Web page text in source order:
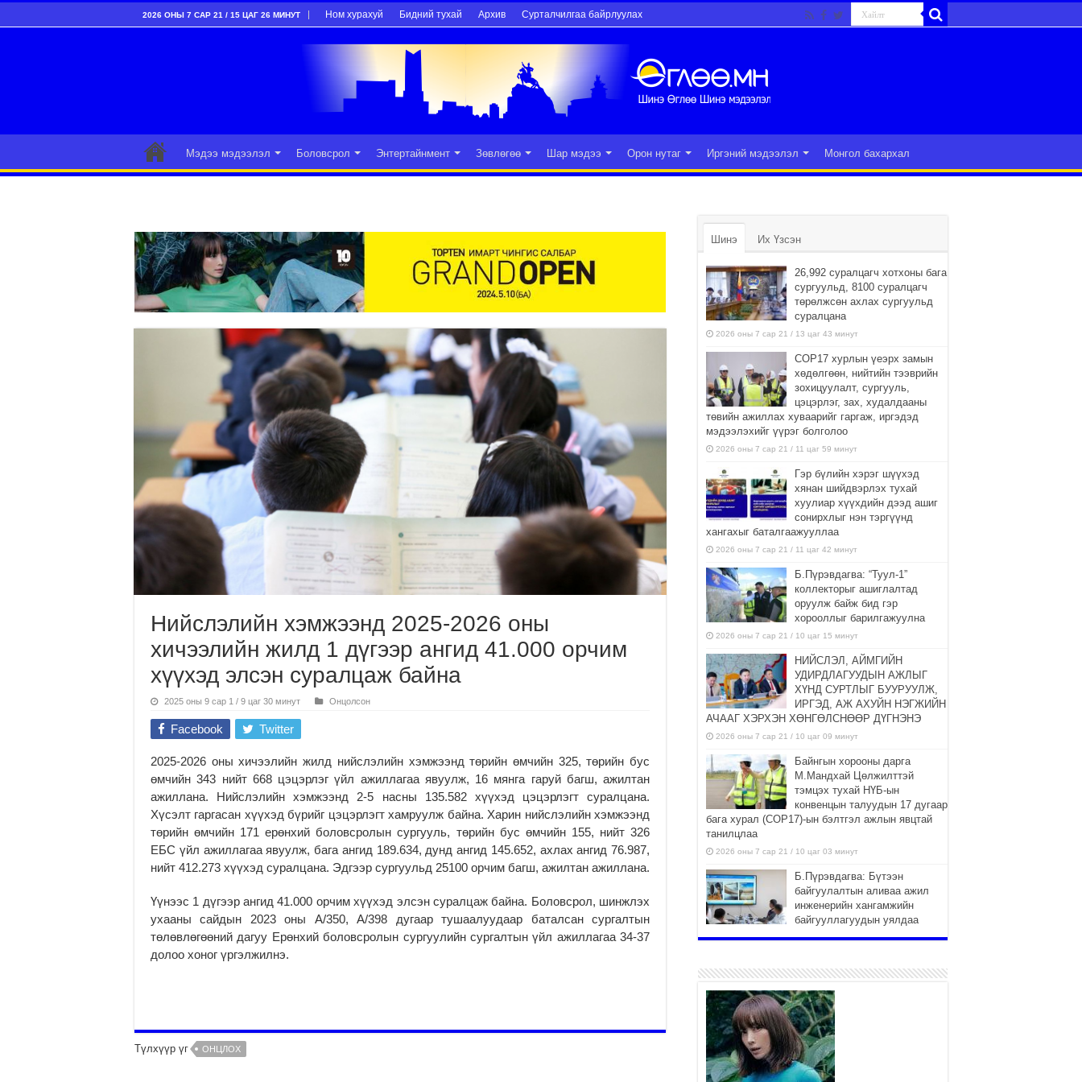
2026 ОНЫ 7 САР 21 / 15 ЦАГ 26 МИНУТ Ном хурахуй Бидний тухай Архив Сурталчилгаа байрлуулах
Мэдээ мэдээлэл Боловсрол Энтертайнмент Зөвлөгөө Шар мэдээ Орон нутаг Иргэний мэдээлэл Монгол бахархал
Нийслэлийн хэмжээнд 2025-2026 оны
хичээлийн жилд 1 дүгээр ангид 41.000 орчим
хүүхэд элсэн суралцаж байна
2025 оны 9 сар 1 / 9 цаг 30 минут Онцолсон
Facebook Twitter
2025-2026 оны хичээлийн жилд нийслэлийн хэмжээнд төрийн өмчийн 325, төрийн бус
өмчийн 343 нийт 668 цэцэрлэг үйл ажиллагаа явуулж, 16 мянга гаруй багш, ажилтан
ажиллана. Нийслэлийн хэмжээнд 2-5 насны 135.582 хүүхэд цэцэрлэгт суралцана.
Хүсэлт гаргасан хүүхэд бүрийг цэцэрлэгт хамруулж байна. Харин нийслэлийн хэмжээнд
төрийн өмчийн 171 ерөнхий боловсролын сургууль, төрийн бус өмчийн 155, нийт 326
ЕБС үйл ажиллагаа явуулж, бага ангид 189.634, дунд ангид 145.652, ахлах ангид 76.987,
нийт 412.273 хүүхэд суралцана. Эдгээр сургуульд 25100 орчим багш, ажилтан ажиллана.
Үүнээс 1 дүгээр ангид 41.000 орчим хүүхэд элсэн суралцаж байна. Боловсрол, шинжлэх
ухааны сайдын 2023 оны А/350, А/398 дугаар тушаалуудаар баталсан сургалтын
төлөвлөгөөний дагуу Ерөнхий боловсролын сургуулийн сургалтын үйл ажиллагаа 34-37
долоо хоног үргэлжилнэ.
Түлхүүр үг ОНЦЛОХ
Шинэ Их Үзсэн
26,992 суралцагч хотхоны бага
сургуульд, 8100 суралцагч
төрөлжсөн ахлах сургуульд
суралцана
2026 оны 7 сар 21 / 13 цаг 43 минут
COP17 хурлын үеэрх замын
хөдөлгөөн, нийтийн тээврийн
зохицуулалт, сургууль,
цэцэрлэг, зах, худалдааны
төвийн ажиллах хуваарийг гаргаж, иргэдэд
мэдээлэхийг үүрэг болголоо
2026 оны 7 сар 21 / 11 цаг 59 минут
Гэр бүлийн хэрэг шүүхэд
хянан шийдвэрлэх тухай
хуулиар хүүхдийн дээд ашиг
сонирхлыг нэн тэргүүнд
хангахыг баталгаажууллаа
2026 оны 7 сар 21 / 11 цаг 42 минут
Б.Пүрэвдагва: “Туул-1”
коллекторыг ашиглалтад
оруулж байж бид гэр
хорооллыг барилгажуулна
2026 оны 7 сар 21 / 10 цаг 15 минут
НИЙСЛЭЛ, АЙМГИЙН
УДИРДЛАГУУДЫН АЖЛЫГ
ХҮНД СУРТЛЫГ БУУРУУЛЖ,
ИРГЭД, АЖ АХУЙН НЭГЖИЙН
АЧААГ ХЭРХЭН ХӨНГӨЛСНӨӨР ДҮГНЭНЭ
2026 оны 7 сар 21 / 10 цаг 09 минут
Байнгын хорооны дарга
М.Мандхай Цөлжилттэй
тэмцэх тухай НҮБ-ын
конвенцын талуудын 17 дугаар
бага хурал (СОР17)-ын бэлтгэл ажлын явцтай
танилцлаа
2026 оны 7 сар 21 / 10 цаг 03 минут
Б.Пүрэвдагва: Бүтээн
байгуулалтын аливаа ажил
инженерийн хангамжийн
байгууллагуудын уялдаа
холбоогүйгээс саатах ёсгүй
“Сэлбэ 20 минутын хот”
төслийн анхны 12 давхар
барилгын үндсэн карказ,
цутгалтын ажил дууслаа
2026 оны 7 сар 20 / 17 цаг 17 минут
Мопед, скүүтер, тэдгээртэй
адилтгах үзүүлэлт бүхий